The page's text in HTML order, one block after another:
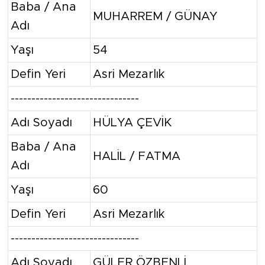
Baba / Ana
Adı
MUHARREM / GÜNAY
Yaşı 54
Defin Yeri Asri Mezarlık
-------------------------------
Adı Soyadı HÜLYA ÇEVİK
Baba / Ana
Adı
HALİL / FATMA
Yaşı 60
Defin Yeri Asri Mezarlık
-------------------------------
Adı Soyadı GÜLER ÖZBENLİ